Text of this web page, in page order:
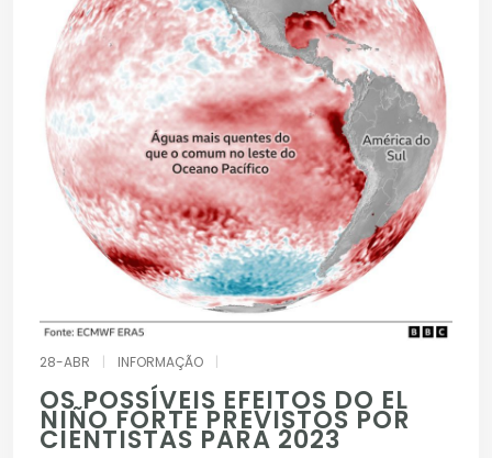
28-ABR INFORMAÇÃO
OS POSSÍVEIS EFEITOS DO EL
NIÑO FORTE PREVISTOS POR
CIENTISTAS PARA 2023